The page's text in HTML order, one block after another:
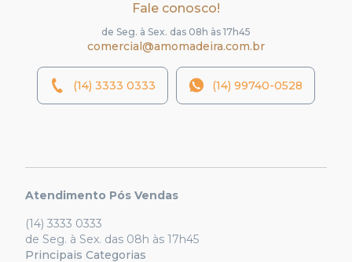
Fale conosco!
de Seg. à Sex. das 08h às 17h45
comercial@amomadeira.com.br
(14) 3333 0333 (14) 99740-0528
Atendimento Pós Vendas
(14) 3333 0333
de Seg. à Sex. das 08h às 17h45
Principais Categorias